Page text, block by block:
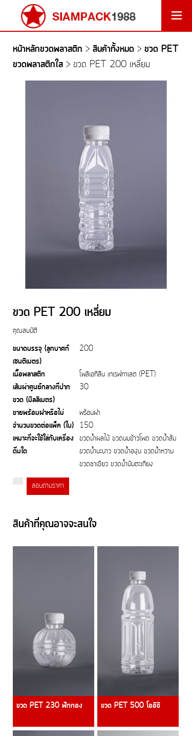
หน้าหลักขวดพลาสติก > สินค้าทั้งหมด > ขวด PET
ขวดพลาสติกใส > ขวด PET 200 เหลี่ยม
ขวด PET 200 เหลี่ยม
คุณสมบัติ
ขนาดบรรจุ (ลูกบาศก์
เซนติเมตร)
200
เนื้อพลาสติก โพลิเอทิลีน เทเรฟทาเลต (PET)
เส้นผ่าศูนย์กลางที่ปาก
ขวด (มิลลิเมตร)
30
ขายพร้อมฝาหรือไม่ พร้อมฝา
จำนวนขวดต่อแพ็ค (ใบ) 150
เหมาะที่จะใช้ใส่กับเครื่อง
ดื่มใด
ขวดน้ำผลไม้ ขวดนมข้าวโพด ขวดน้ำส้ม
ขวดน้ำมะนาว ขวดน้ำองุ่น ขวดน้ำหวาน
ขวดชาเขียว ขวดน้ำมันตะเกียง
สอบถามราคา
สินค้าที่คุณอาจจะสนใจ
ขวด PET 230 ฟักทอง ขวด PET 500 โออิชิ